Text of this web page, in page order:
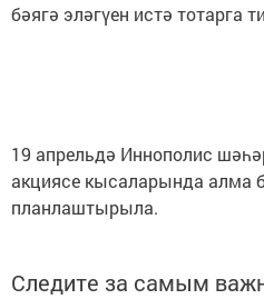
бәягә эләгүен истә тотарга
19 апрельдә Иннополис
акциясе кысаларында алма
планлаштырыла.
Следите за самым